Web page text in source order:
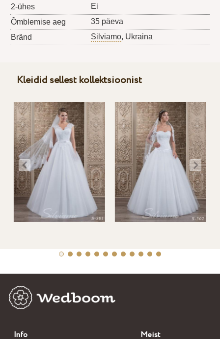
2-ühes
Ei
Õmblemise aeg
35 päeva
Bränd
Silviamo, Ukraina
Kleidid sellest kollektsioonist
Info Meist